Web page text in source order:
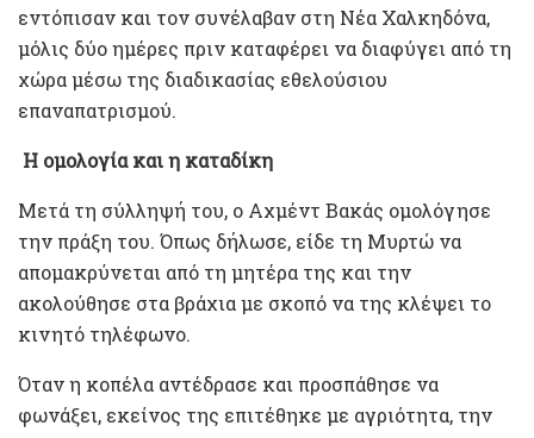
εντόπισαν και τον συνέλαβαν στη Νέα Χαλκηδόνα,
μόλις δύο ημέρες πριν καταφέρει να διαφύγει από τη
χώρα μέσω της διαδικασίας εθελούσιου
επαναπατρισμού.
Η ομολογία και η καταδίκη
Μετά τη σύλληψή του, ο Αχμέντ Βακάς ομολόγησε
την πράξη του. Όπως δήλωσε, είδε τη Μυρτώ να
απομακρύνεται από τη μητέρα της και την
ακολούθησε στα βράχια με σκοπό να της κλέψει το
κινητό τηλέφωνο.
Όταν η κοπέλα αντέδρασε και προσπάθησε να
φωνάξει, εκείνος της επιτέθηκε με αγριότητα, την